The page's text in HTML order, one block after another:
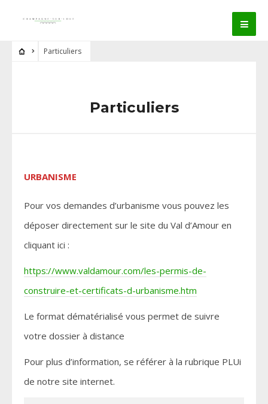
Particuliers
Particuliers
URBANISME
Pour vos demandes d’urbanisme vous pouvez les
déposer directement sur le site du Val d’Amour en
cliquant ici :
https://www.valdamour.com/les-permis-de-
construire-et-certificats-d-urbanisme.htm
Le format dématérialisé vous permet de suivre
votre dossier à distance
Pour plus d’information, se référer à la rubrique PLUi
de notre site internet.